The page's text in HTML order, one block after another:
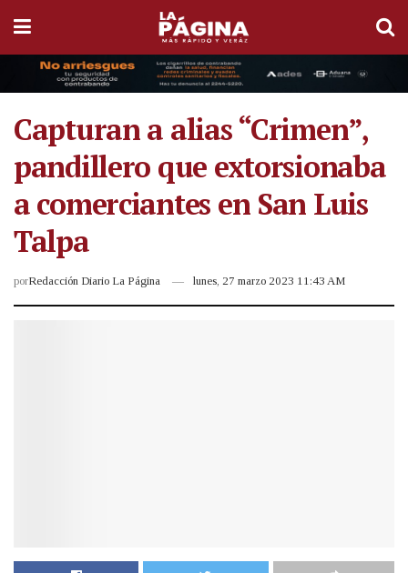
Capturan a alias “Crimen”,
pandillero que extorsionaba
a comerciantes en San Luis
Talpa
porRedacción Diario La Página lunes, 27 marzo 2023 11:43 AM